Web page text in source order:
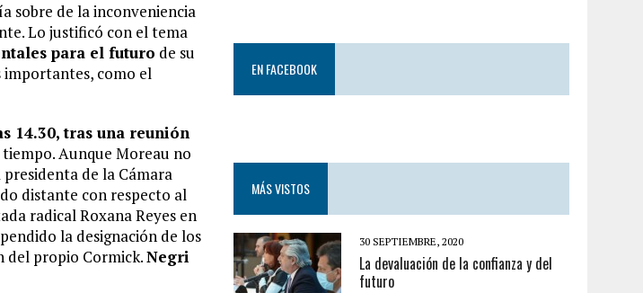
sobre de la inconveniencia
Lo justificó con el tema
para el futuro de su
importantes, como el
14.30, tras una reunión
Aunque Moreau no
de la Cámara
distante con respecto al
radical Roxana Reyes en
la designación de los
del propio Cormick.Negri
EN FACEBOOK
MÁS VISTOS
30 SEPTIEMBRE, 2020
La devaluación de la confianza y del
futuro